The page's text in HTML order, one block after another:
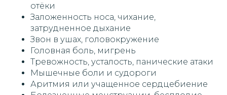
отёки
Заложенность носа, чихание,
затрудненное дыхание
Звон в ушах, головокружение
Головная боль, мигрень
Тревожность, усталость, панические атаки
Мышечные боли и судороги
Аритмия или учащенное сердцебиение